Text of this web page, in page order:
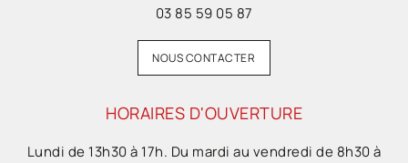
03 85 59 05 87
NOUS CONTACTER
HORAIRES D'OUVERTURE
Lundi de 13h30 à 17h. Du mardi au vendredi de 8h30 à